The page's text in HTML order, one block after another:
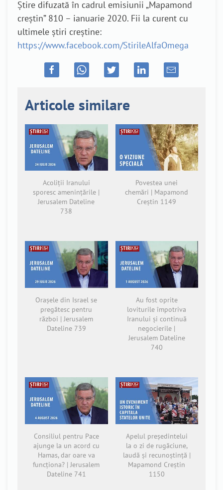
Știre difuzată în cadrul emisiunii „Mapamond
creștin” 810 – ianuarie 2020. Fii la curent cu
ultimele știri creștine:
https://www.facebook.com/StirileAlfaOmega
Articole similare
Acoliții Iranului
sporesc amenințările |
Jerusalem Dateline
738
Povestea unei
chemări | Mapamond
Creștin 1149
Orașele din Israel se
pregătesc pentru
război | Jerusalem
Dateline 739
Au fost oprite
loviturile împotriva
Iranului și continuă
negocierile |
Jerusalem Dateline
740
Consiliul pentru Pace
ajunge la un acord cu
Hamas, dar oare va
funcționa? | Jerusalem
Dateline 741
Apelul președintelui
la o zi de rugăciune,
laudă și recunoștință |
Mapamond Creștin
1150